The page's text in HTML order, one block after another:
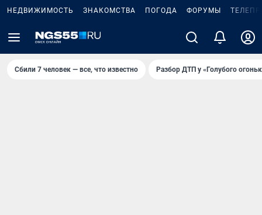
НЕДВИЖИМОСТЬ ЗНАКОМСТВА ПОГОДА ФОРУМЫ
Сбили 7 человек — все, что известно Разбор ДТП у «Голубого